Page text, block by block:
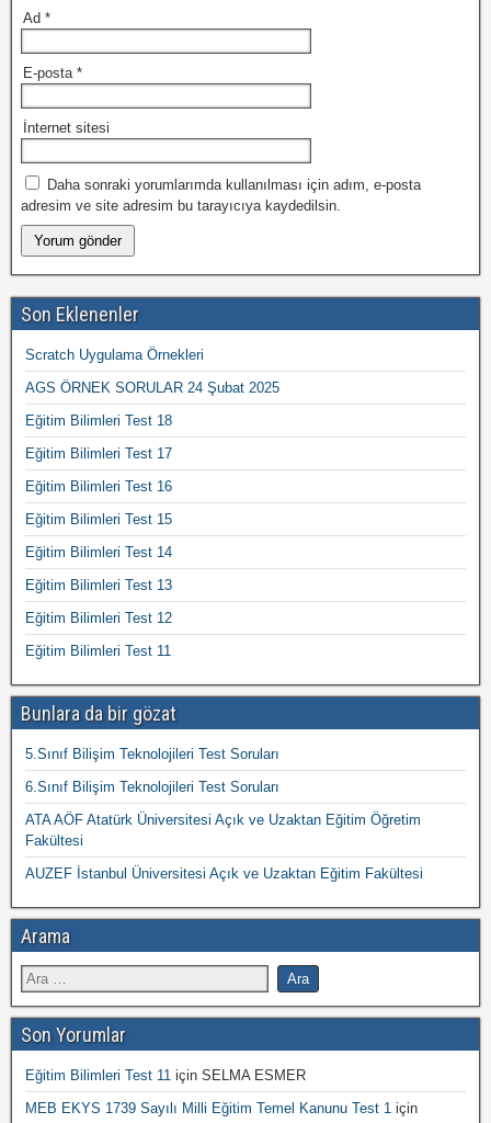
Ad *
E-posta *
İnternet sitesi
Daha sonraki yorumlarımda kullanılması için adım, e-posta
adresim ve site adresim bu tarayıcıya kaydedilsin.
Son Eklenenler
Scratch Uygulama Örnekleri
AGS ÖRNEK SORULAR 24 Şubat 2025
Eğitim Bilimleri Test 18
Eğitim Bilimleri Test 17
Eğitim Bilimleri Test 16
Eğitim Bilimleri Test 15
Eğitim Bilimleri Test 14
Eğitim Bilimleri Test 13
Eğitim Bilimleri Test 12
Eğitim Bilimleri Test 11
Bunlara da bir gözat
5.Sınıf Bilişim Teknolojileri Test Soruları
6.Sınıf Bilişim Teknolojileri Test Soruları
ATA AÖF Atatürk Üniversitesi Açık ve Uzaktan Eğitim Öğretim
Fakültesi
AUZEF İstanbul Üniversitesi Açık ve Uzaktan Eğitim Fakültesi
Arama
Son Yorumlar
Eğitim Bilimleri Test 11 için SELMA ESMER
MEB EKYS 1739 Sayılı Milli Eğitim Temel Kanunu Test 1 için